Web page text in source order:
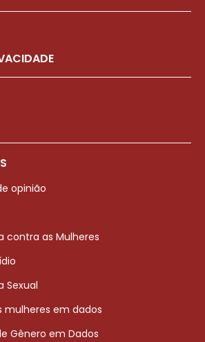
opinião
contra as Mulheres
Sexual
mulheres em dados
Gênero em Dados